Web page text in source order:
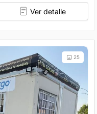
Ver detalle
25